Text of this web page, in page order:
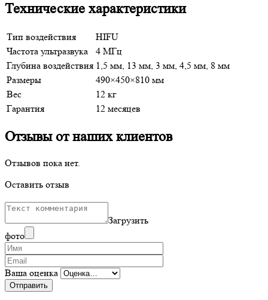
Технические характеристики
Тип воздействия
HIFU
Частота ультразвука
4 МГц
Глубина воздействия 1,5 мм, 13 мм, 3 мм, 4,5 мм, 8 мм
Размеры
490×450×810 мм
Вес
12 кг
Гарантия
12 месяцев
Отзывы от наших клиентов
Отзывов пока нет.
Оставить отзыв
Загрузить
фото
Ваша оценка
Отправить